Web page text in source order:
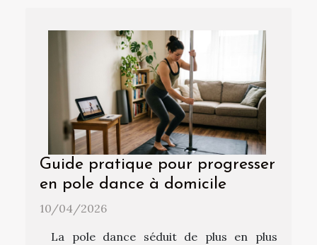
Guide pratique pour progresser
en pole dance à domicile
10/04/2026
La pole dance séduit de plus en plus